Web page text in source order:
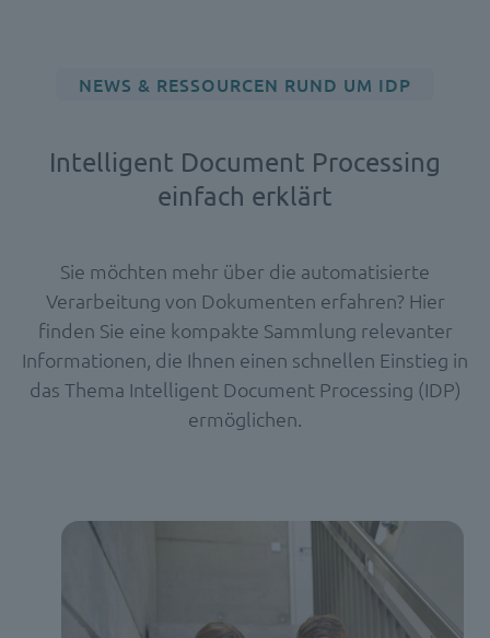
NEWS & RESSOURCEN RUND UM IDP
Intelligent Document Processing
einfach erklärt
Sie möchten mehr über die automatisierte
Verarbeitung von Dokumenten erfahren? Hier
finden Sie eine kompakte Sammlung relevanter
Informationen, die Ihnen einen schnellen Einstieg in
das Thema Intelligent Document Processing (IDP)
ermöglichen.